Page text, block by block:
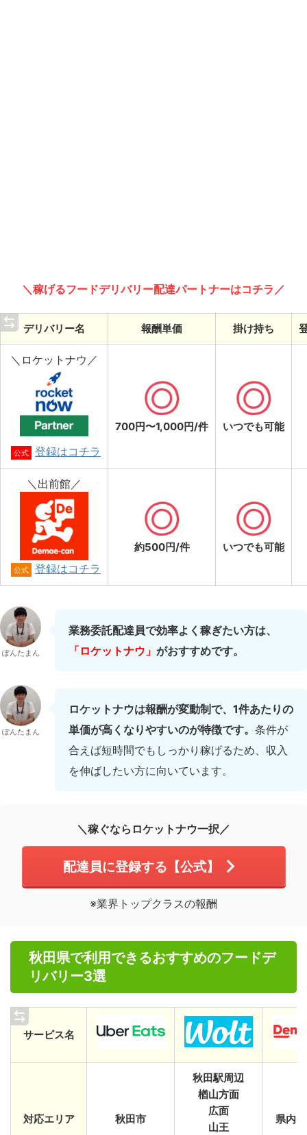
＼稼げるフードデリバリー配達パートナーはコチラ／
デリバリー名 報酬単価 掛け持ち
＼ロケットナウ／
公式 登録はコチラ
700円〜1,000円/件 いつでも可能
＼出前館／
公式 登録はコチラ
約500円/件 いつでも可能
ぽんたまん
業務委託配達員で効率よく稼ぎたい方は、
「ロケットナウ」 がおすすめです。
ぽんたまん
ロケットナウは報酬が変動制で、1件あたりの
単価が高くなりやすいのが特徴です。 条件が
合えば短時間でもしっかり稼げるため、収入
を伸ばしたい方に向いています。
＼稼ぐならロケットナウ一択／
配達員に登録する【公式】
※業界トップクラスの報酬
秋田県で利用できるおすすめのフードデ
リバリー3選
サービス名
対応エリア 秋田市
秋田駅周辺
楢山方面
広面
山王
県内